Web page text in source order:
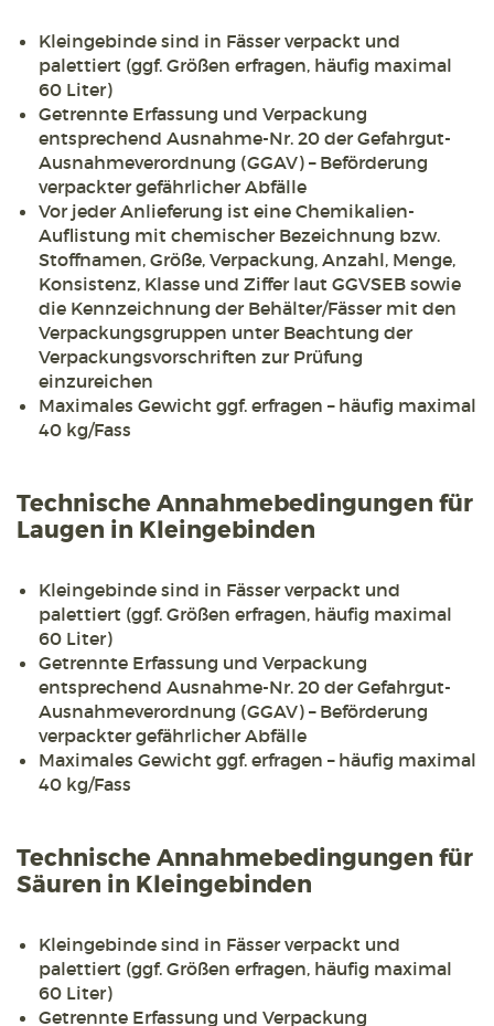
Kleingebinde sind in Fässer verpackt und
palettiert (ggf. Größen erfragen, häufig maximal
60 Liter)
Getrennte Erfassung und Verpackung
entsprechend Ausnahme-Nr. 20 der Gefahrgut-
Ausnahmeverordnung (GGAV) – Beförderung
verpackter gefährlicher Abfälle
Vor jeder Anlieferung ist eine Chemikalien-
Auflistung mit chemischer Bezeichnung bzw.
Stoffnamen, Größe, Verpackung, Anzahl, Menge,
Konsistenz, Klasse und Ziffer laut GGVSEB sowie
die Kennzeichnung der Behälter/Fässer mit den
Verpackungsgruppen unter Beachtung der
Verpackungsvorschriften zur Prüfung
einzureichen
Maximales Gewicht ggf. erfragen – häufig maximal
40 kg/Fass
Technische Annahmebedingungen für
Laugen in Kleingebinden
Kleingebinde sind in Fässer verpackt und
palettiert (ggf. Größen erfragen, häufig maximal
60 Liter)
Getrennte Erfassung und Verpackung
entsprechend Ausnahme-Nr. 20 der Gefahrgut-
Ausnahmeverordnung (GGAV) – Beförderung
verpackter gefährlicher Abfälle
Maximales Gewicht ggf. erfragen – häufig maximal
40 kg/Fass
Technische Annahmebedingungen für
Säuren in Kleingebinden
Kleingebinde sind in Fässer verpackt und
palettiert (ggf. Größen erfragen, häufig maximal
60 Liter)
Getrennte Erfassung und Verpackung